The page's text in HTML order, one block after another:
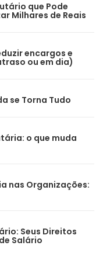
que Pode
Milhares de Reais
encargos e
ou em dia)
se Torna Tudo
o que muda
nas Organizações:
Seus Direitos
Salário